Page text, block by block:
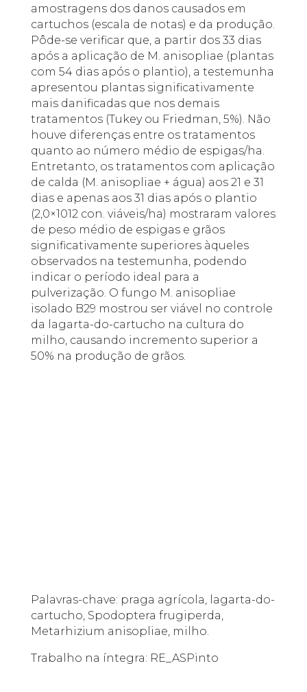
amostragens dos danos causados em
cartuchos (escala de notas) e da produção.
Pôde-se verificar que, a partir dos 33 dias
após a aplicação de M. anisopliae (plantas
com 54 dias após o plantio), a testemunha
apresentou plantas significativamente
mais danificadas que nos demais
tratamentos (Tukey ou Friedman, 5%). Não
houve diferenças entre os tratamentos
quanto ao número médio de espigas/ha.
Entretanto, os tratamentos com aplicação
de calda (M. anisopliae + água) aos 21 e 31
dias e apenas aos 31 dias após o plantio
(2,0×1012 con. viáveis/ha) mostraram valores
de peso médio de espigas e grãos
significativamente superiores àqueles
observados na testemunha, podendo
indicar o período ideal para a
pulverização. O fungo M. anisopliae
isolado B29 mostrou ser viável no controle
da lagarta-do-cartucho na cultura do
milho, causando incremento superior a
50% na produção de grãos.
Palavras-chave: praga agrícola, lagarta-do-
cartucho, Spodoptera frugiperda,
Metarhizium anisopliae, milho.
Trabalho na íntegra: RE_ASPinto